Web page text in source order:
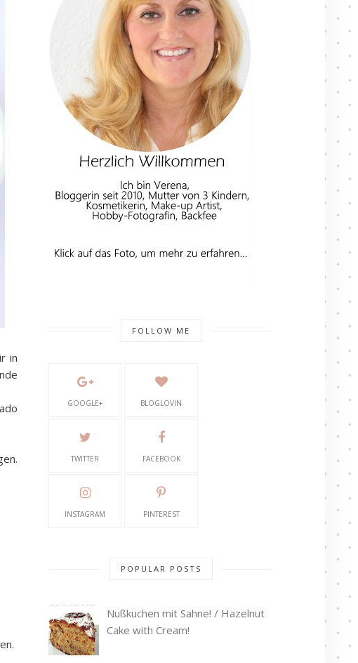
in
FOLLOW ME
GOOGLE+ BLOGLOVIN
TWITTER FACEBOOK
INSTAGRAM PINTEREST
POPULAR POSTS
Nußkuchen mit Sahne! / Hazelnut
Cake with Cream!